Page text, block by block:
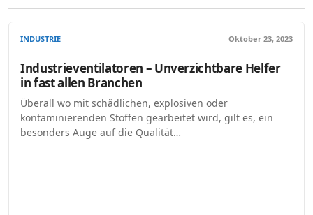
INDUSTRIE Oktober 23, 2023
Industrieventilatoren – Unverzichtbare Helfer
in fast allen Branchen
Überall wo mit schädlichen, explosiven oder
kontaminierenden Stoffen gearbeitet wird, gilt es, ein
besonders Auge auf die Qualität…